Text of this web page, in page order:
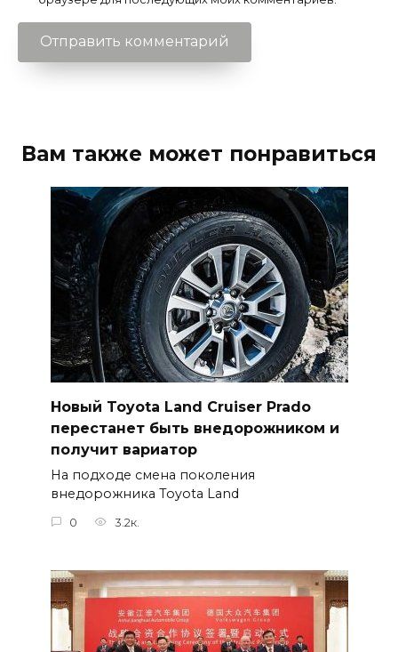
Вам также может понравиться
Новый Toyota Land Cruiser Prado
перестанет быть внедорожником и
получит вариатор
На подходе смена поколения
внедорожника Toyota Land
0 3.2к.